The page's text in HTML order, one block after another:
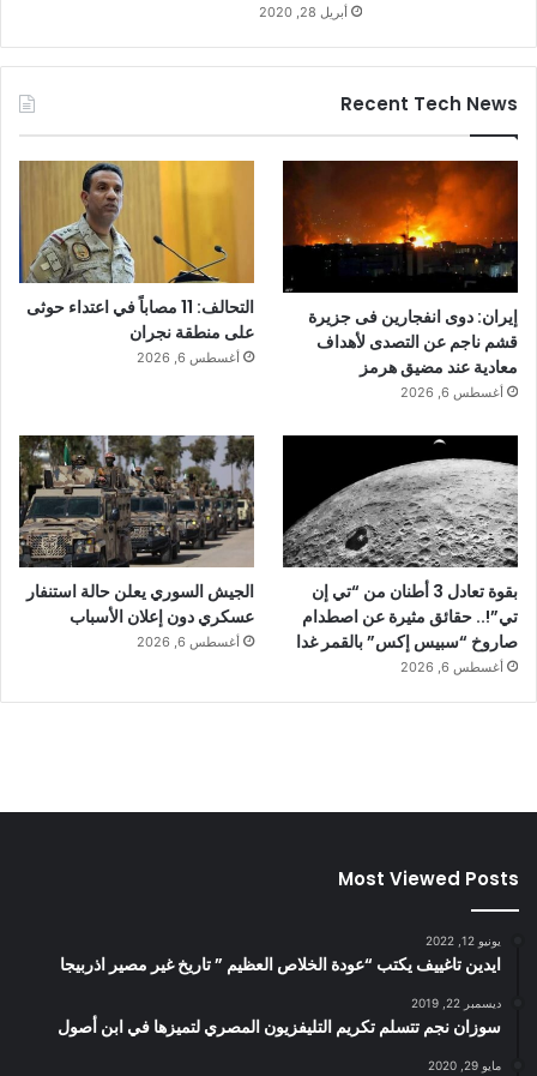
أبريل 28, 2020
Recent Tech News
إيران: دوى انفجارين فى جزيرة
قشم ناجم عن التصدى لأهداف
معادية عند مضيق هرمز
أغسطس 6, 2026
التحالف: 11 مصاباً في اعتداء حوثى
على منطقة نجران
أغسطس 6, 2026
بقوة تعادل 3 أطنان من “تي إن
تي”!.. حقائق مثيرة عن اصطدام
صاروخ “سبيس إكس” بالقمر غدا
أغسطس 6, 2026
الجيش السوري يعلن حالة استنفار
عسكري دون إعلان الأسباب
أغسطس 6, 2026
Most Viewed Posts
يونيو 12, 2022
ايدين تاغييف يكتب “عودة الخلاص العظيم ” تاريخ غير مصير اذربيجا
ديسمبر 22, 2019
سوزان نجم تتسلم تكريم التليفزيون المصري لتميزها في ابن أصول
مايو 29, 2020